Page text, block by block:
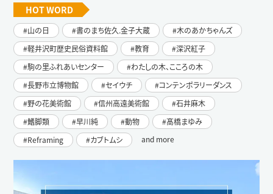
HOT WORD
山の日 書のまち佐久.金子大蔵
木のあかちゃんズ
軽井沢町歴史民俗資料館
教育
深沢紅子
駒の里ふれあいセンター
わたしの木、こころの木
長野市立博物館
セイウチ
コンテンポラリーダンス
野の花美術館
信州高遠美術館
石井麻木
鰭脚類
早川純 動物
髙橋まゆみ
Reframing
カブトムシ and more